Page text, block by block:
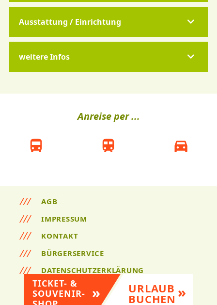
TICKET- &
SOUVENIR-
URLAUB
BUCHEN
Ausstattung / Einrichtung
weitere Infos
Anreise per ...
AGB
IMPRESSUM
KONTAKT
BÜRGERSERVICE
DATENSCHUTZERKLÄRUNG